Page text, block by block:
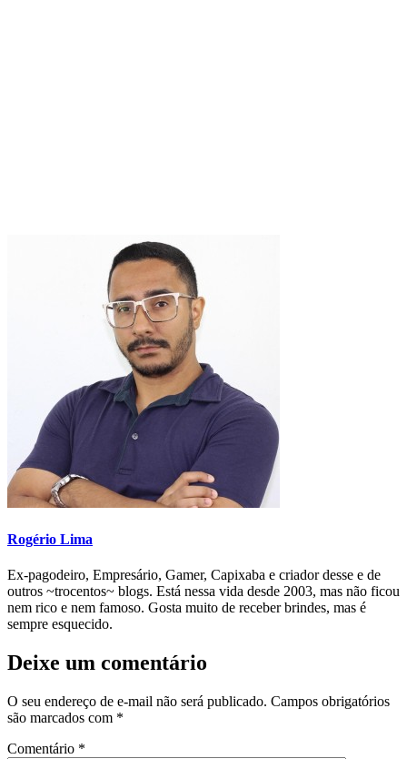
Rogério Lima
Ex-pagodeiro, Empresário, Gamer, Capixaba e criador desse e de
outros ~trocentos~ blogs. Está nessa vida desde 2003, mas não ficou
nem rico e nem famoso. Gosta muito de receber brindes, mas é
sempre esquecido.
Deixe um comentário
O seu endereço de e-mail não será publicado. Campos obrigatórios
são marcados com *
Comentário *